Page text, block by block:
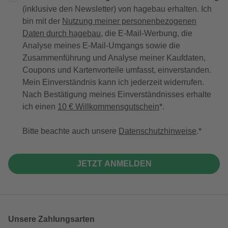
(inklusive den Newsletter) von hagebau erhalten. Ich
bin mit der Nutzung meiner personenbezogenen
Daten durch hagebau, die E-Mail-Werbung, die
Analyse meines E-Mail-Umgangs sowie die
Zusammenführung und Analyse meiner Kaufdaten,
Coupons und Kartenvorteile umfasst, einverstanden.
Mein Einverständnis kann ich jederzeit widerrufen.
Nach Bestätigung meines Einverständnisses erhalte
ich einen 10 € Willkommensgutschein*.
Bitte beachte auch unsere Datenschutzhinweise.
JETZT ANMELDEN
Unsere Zahlungsarten